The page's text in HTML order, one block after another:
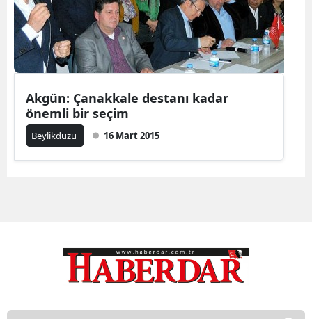
Akgün: Çanakkale destanı kadar
önemli bir seçim
Beylikdüzü 16 Mart 2015